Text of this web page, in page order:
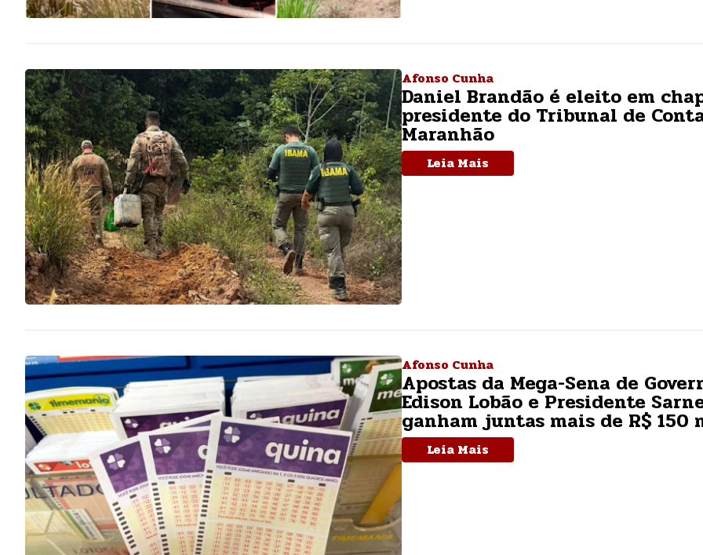
Afonso Cunha
Daniel Brandão é eleito em
presidente do Tribunal de
Maranhão
Leia Mais
Afonso Cunha
Apostas da Mega-Sena de
Edison Lobão e Presidente
ganham juntas mais de R$ 150
Leia Mais